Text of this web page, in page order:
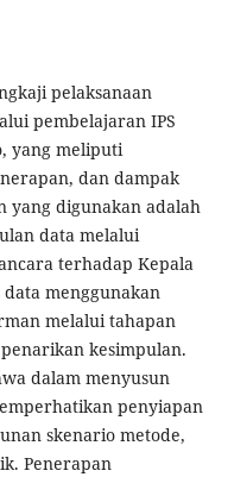
pelaksanaan
pembelajaran IPS
yang meliputi
dan dampak
yang digunakan adalah
data melalui
terhadap Kepala
data menggunakan
melalui tahapan
kesimpulan.
dalam menyusun
penyiapan
skenario metode,
Penerapan